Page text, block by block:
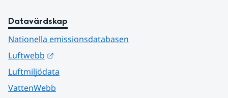
Datavärdskap
Nationella emissionsdatabasen
Luftwebb
Luftmiljödata
VattenWebb